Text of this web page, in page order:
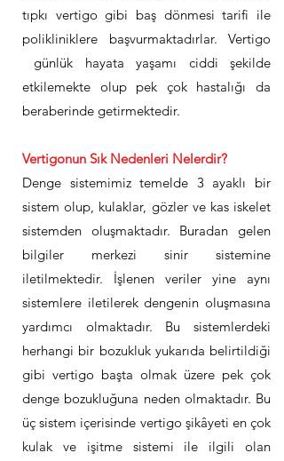
tıpkı vertigo gibi baş dönmesi tarifi ile
polikliniklere başvurmaktadırlar. Vertigo
günlük hayata yaşamı ciddi şekilde
etkilemekte olup pek çok hastalığı da
beraberinde getirmektedir.
Vertigonun Sık Nedenleri Nelerdir?
Denge sistemimiz temelde 3 ayaklı bir
sistem olup, kulaklar, gözler ve kas iskelet
sistemden oluşmaktadır. Buradan gelen
bilgiler merkezi sinir sistemine
iletilmektedir. İşlenen veriler yine aynı
sistemlere iletilerek dengenin oluşmasına
yardımcı olmaktadır. Bu sistemlerdeki
herhangi bir bozukluk yukarıda belirtildiği
gibi vertigo başta olmak üzere pek çok
denge bozukluğuna neden olmaktadır. Bu
üç sistem içerisinde vertigo şikâyeti en çok
kulak ve işitme sistemi ile ilgili olan